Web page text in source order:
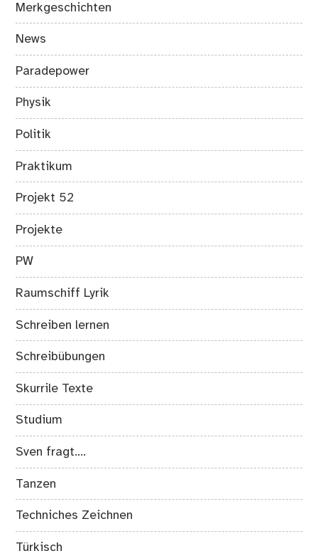
Merkgeschichten
News
Paradepower
Physik
Politik
Praktikum
Projekt 52
Projekte
PW
Raumschiff Lyrik
Schreiben lernen
Schreibübungen
Skurrile Texte
Studium
Sven fragt….
Tanzen
Techniches Zeichnen
Türkisch